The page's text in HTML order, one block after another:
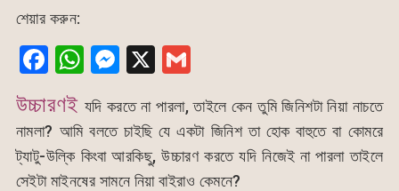
শেয়ার করুন:
F
c
e
b
W
at
s
A
M
s
s
e
X G
ai
l
উচ্চারণই যদি করতে না পারলা, তাইলে কেন তুমি জিনিশটা নিয়া নাচতে
নামলা? আমি বলতে চাইছি যে একটা জিনিশ তা হোক বাহুতে বা কোমরে
ট্যাটু-উল্কি কিংবা আরকিছু, উচ্চারণ করতে যদি নিজেই না পারলা তাইলে
সেইটা মাইনষের সামনে নিয়া বাইরাও কেমনে?